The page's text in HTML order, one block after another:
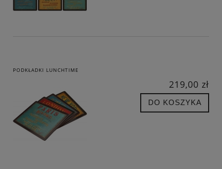
PODKŁADKI LUNCHTIME
219,00 zł
DO KOSZYKA